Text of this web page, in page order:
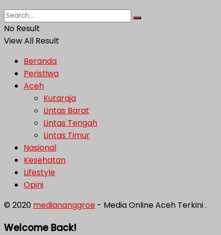
No Result
View All Result
Beranda
Peristiwa
Aceh
Kutaraja
Lintas Barat
Lintas Tengah
Lintas Timur
Nasional
Kesehatan
Lifestyle
Opini
© 2020 mediananggroe - Media Online Aceh Terkini .
Welcome Back!